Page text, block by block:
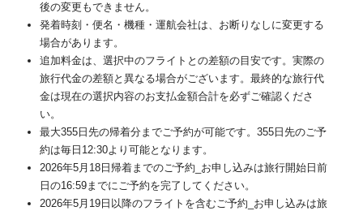
後の変更もできません。
発着時刻・便名・機種・運航会社は、お断りなしに変更する
場合があります。
追加料金は、選択中のフライトとの差額の目安です。実際の
旅行代金の差額と異なる場合がございます。最終的な旅行代
金は現在の選択内容のお支払金額合計を必ずご確認くださ
い。
最大355日先の帰着分までご予約が可能です。355日先のご予
約は毎日12:30より可能となります。
2026年5月18日帰着までのご予約_お申し込みは旅行開始日前
日の16:59までにご予約を完了してください。
2026年5月19日以降のフライトを含むご予約_お申し込みは旅